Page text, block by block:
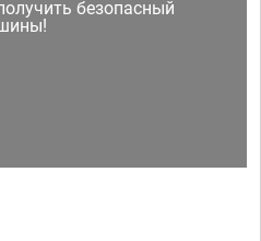
безопасный